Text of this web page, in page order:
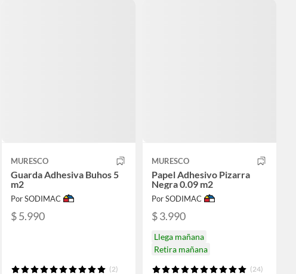
MURESCO
Guarda Adhesiva Buhos 5
m2
Por SODIMAC
$ 5.990
(2)
MURESCO
Papel Adhesivo Pizarra
Negra 0.09 m2
Por SODIMAC
$ 3.990
Llega mañana
Retira mañana
(24)